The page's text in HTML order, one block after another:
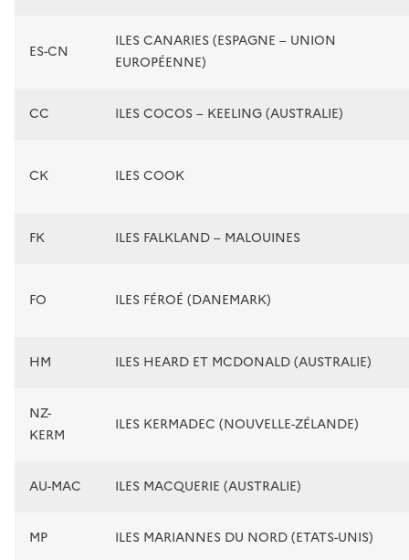
ES-CN
ILES CANARIES (ESPAGNE – UNION
EUROPÉENNE)
CC ILES COCOS – KEELING (AUSTRALIE)
CK ILES COOK
FK ILES FALKLAND – MALOUINES
FO ILES FÉROÉ (DANEMARK)
HM ILES HEARD ET MCDONALD (AUSTRALIE)
NZ-
KERM
ILES KERMADEC (NOUVELLE-ZÉLANDE)
AU-MAC ILES MACQUERIE (AUSTRALIE)
MP ILES MARIANNES DU NORD (ETATS-UNIS)